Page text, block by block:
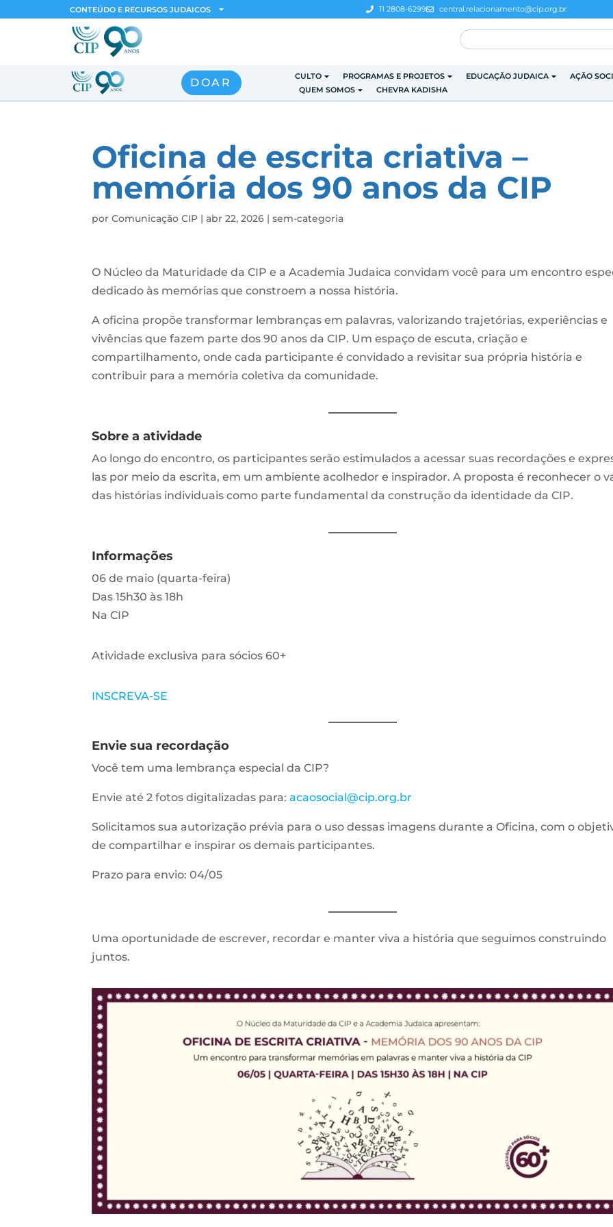
CONTEÚDO E RECURSOS JUDAICOS 11 2808-6299 central.relacionamento@cip.org.br
DOAR CULTO PROGRAMAS E PROJETOS EDUCAÇÃO JUDAICA
AÇÃO
QUEM SOMOS
CHEVRA KADISHA
Oficina de escrita criativa –
memória dos 90 anos da CIP
porComunicação CIP |abr 22, 2026 |sem-categoria
O Núcleo da Maturidade da CIP e a Academia Judaica convidam você para um encontro
dedicado às memórias que constroem a nossa história.
A oficina propõe transformar lembranças em palavras, valorizando trajetórias, experiências e
vivências que fazem parte dos 90 anos da CIP. Um espaço de escuta, criação e
compartilhamento, onde cada participante é convidado a revisitar sua própria história e
contribuir para a memória coletiva da comunidade.
Sobre a atividade
Ao longo do encontro, os participantes serão estimulados a acessar suas recordações e
las por meio da escrita, em um ambiente acolhedor e inspirador. A proposta é reconhecer o
das histórias individuais como parte fundamental da construção da identidade da CIP.
Informações
06 de maio (quarta-feira)
Das 15h30 às 18h
Na CIP
Atividade exclusiva para sócios 60+
INSCREVA-SE
Envie sua recordação
Você tem uma lembrança especial da CIP?
Envie até 2 fotos digitalizadas para:acaosocial@cip.org.br
Solicitamos sua autorização prévia para o uso dessas imagens durante a Oficina, com o
de compartilhar e inspirar os demais participantes.
Prazo para envio: 04/05
Uma oportunidade de escrever, recordar e manter viva a história que seguimos construindo
juntos.